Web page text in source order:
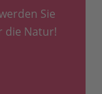
Sie
die Natur!